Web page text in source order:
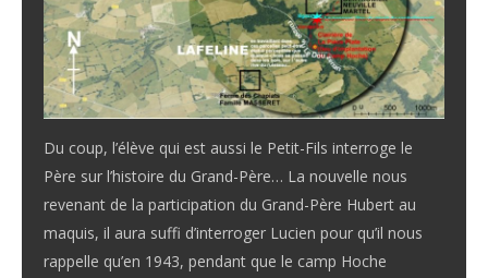
Du coup, l’élève qui est aussi le Petit-Fils interroge le
Père sur l’histoire du Grand-Père… La nouvelle nous
revenant de la participation du Grand-Père Hubert au
maquis, il aura suffi d’interroger Lucien pour qu’il nous
rappelle qu’en 1943, pendant que le camp Hoche